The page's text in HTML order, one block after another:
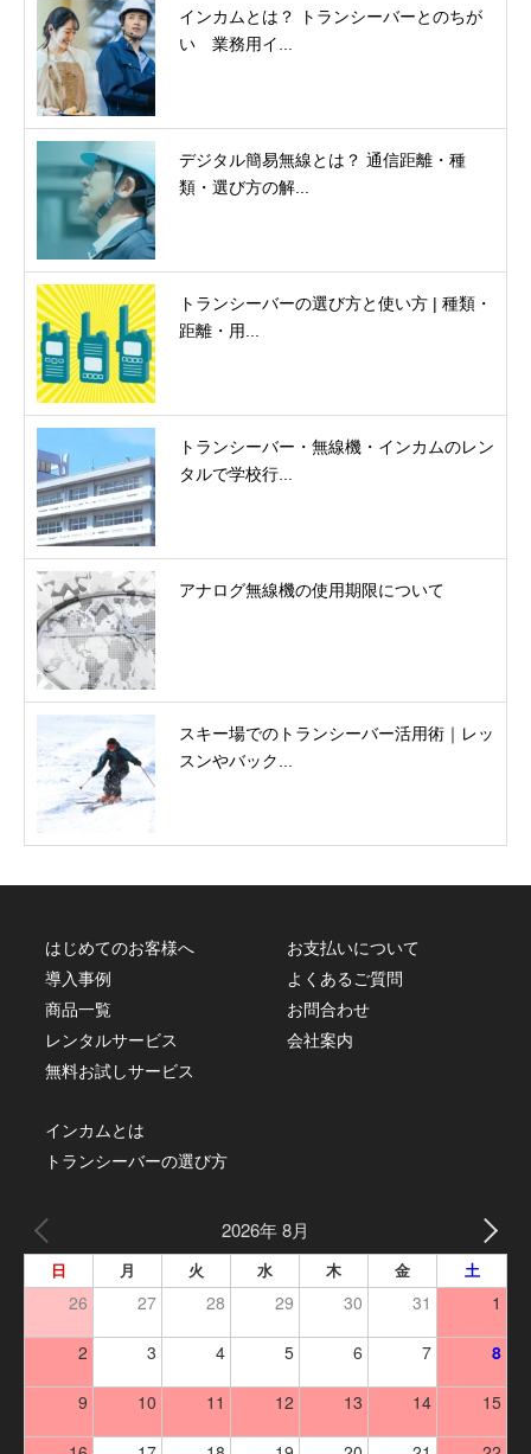
インカムとは？ トランシーバーとのちが
い 業務用イ...
デジタル簡易無線とは？ 通信距離・種
類・選び方の解...
トランシーバーの選び方と使い方 | 種類・
距離・用...
トランシーバー・無線機・インカムのレン
タルで学校行...
アナログ無線機の使用期限について
スキー場でのトランシーバー活用術｜レッ
スンやバック...
はじめてのお客様へ
導入事例
商品一覧
レンタルサービス
無料お試しサービス
お支払いについて
よくあるご質問
お問合わせ
会社案内
インカムとは
トランシーバーの選び方
2026年 8月
日 月 火 水 木 金 土
26 27 28 29 30 31 1
2 3 4 5 6 7 8
9 10 11 12 13 14 15